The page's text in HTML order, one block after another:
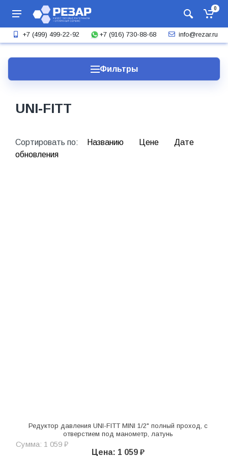
0
+7 (499) 499-22-92 +7 (916) 730-88-68 info@rezar.ru
Фильтры
UNI-FITT
Сортировать по: Названию Цене
Дате
обновления
Редуктор давления UNI-FITT MINI 1/2" полный проход, с
отверстием под манометр, латунь
Сумма: 1 059 ₽
Цена: 1 059 ₽